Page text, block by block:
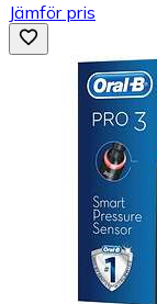
Jämför pris